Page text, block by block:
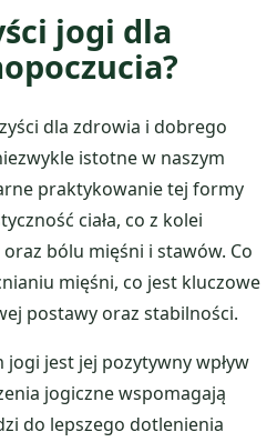
jogi dla
dla zdrowia i dobrego
istotne w naszym
praktykowanie tej formy
ciała, co z kolei
bólu mięśni i stawów. Co
mięśni, co jest kluczowe
postawy oraz stabilności.
jest jej pozytywny wpływ
jogiczne wspomagają
do lepszego dotlenienia